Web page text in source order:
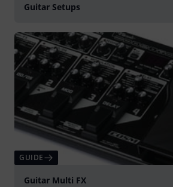
Guitar Setups
GUIDE
Guitar Multi FX